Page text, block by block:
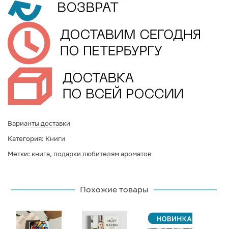
Варианты доставки
Категория: Книги
Метки: книга, подарки любителям ароматов
Похожие товары